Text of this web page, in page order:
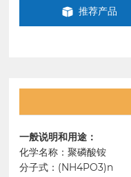
推荐产品
一般说明和用途：
化学名称：聚磷酸铵
分子式：(NH4PO3)n